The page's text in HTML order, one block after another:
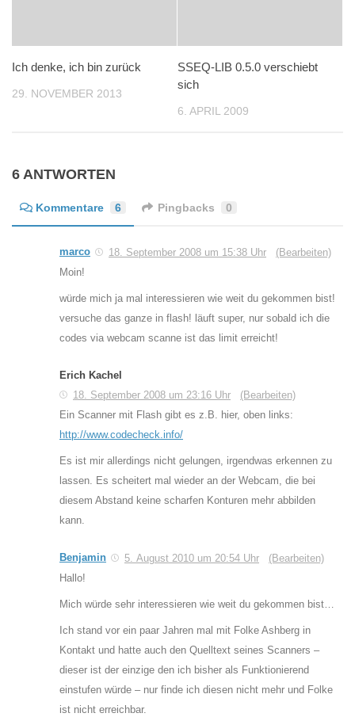
Ich denke, ich bin zurück
29. NOVEMBER 2013
SSEQ-LIB 0.5.0 verschiebt
sich
6. APRIL 2009
6 ANTWORTEN
Kommentare 6 Pingbacks 0
marco 18. September 2008 um 15:38 Uhr
(Bearbeiten)
Moin!
würde mich ja mal interessieren wie weit du gekommen bist!
versuche das ganze in flash! läuft super, nur sobald ich die
codes via webcam scanne ist das limit erreicht!
Erich Kachel
18. September 2008 um 23:16 Uhr
(Bearbeiten)
Ein Scanner mit Flash gibt es z.B. hier, oben links:
http://www.codecheck.info/
Es ist mir allerdings nicht gelungen, irgendwas erkennen zu
lassen. Es scheitert mal wieder an der Webcam, die bei
diesem Abstand keine scharfen Konturen mehr abbilden
kann.
Benjamin 5. August 2010 um 20:54 Uhr
(Bearbeiten)
Hallo!
Mich würde sehr interessieren wie weit du gekommen bist…
Ich stand vor ein paar Jahren mal mit Folke Ashberg in
Kontakt und hatte auch den Quelltext seines Scanners –
dieser ist der einzige den ich bisher als Funktionierend
einstufen würde – nur finde ich diesen nicht mehr und Folke
ist nicht erreichbar.